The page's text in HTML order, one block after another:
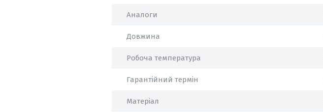
Аналоги
Довжина
Робоча температура
Гарантійний термін
Матеріал